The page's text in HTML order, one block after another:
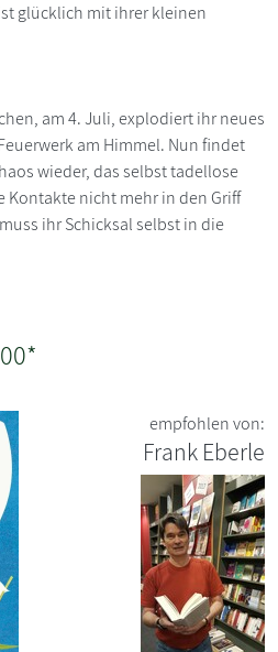
glücklich mit ihrer kleinen
am 4. Juli, explodiert ihr neues
am Himmel. Nun findet
wieder, das selbst tadellose
Kontakte nicht mehr in den Griff
ihr Schicksal selbst in die
empfohlen von:
Frank Eberle